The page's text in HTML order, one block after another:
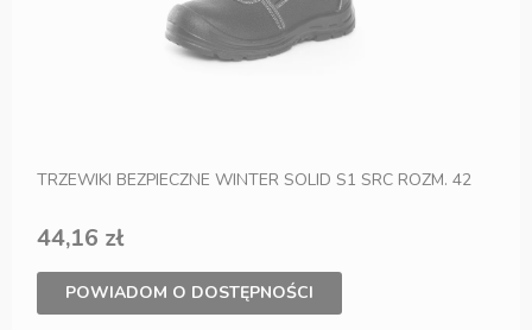
TRZEWIKI BEZPIECZNE WINTER SOLID S1 SRC ROZM. 42
44,16 zł
POWIADOM O DOSTĘPNOŚCI